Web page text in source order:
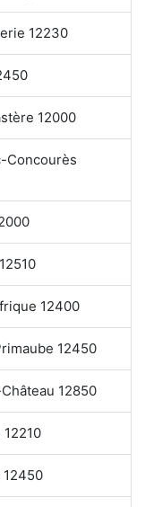
12230
12000
Concourès
12400
12450
12850